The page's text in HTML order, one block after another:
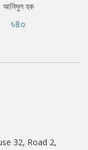
আনিসুল হক
৳৪০
32, Road 2,